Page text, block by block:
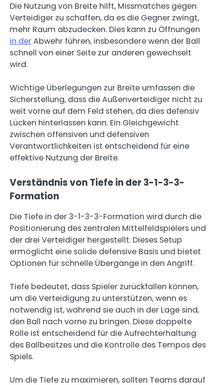
Die Nutzung von Breite hilft, Missmatches gegen
Verteidiger zu schaffen, da es die Gegner zwingt,
mehr Raum abzudecken. Dies kann zu Öffnungen
in derAbwehr führen, insbesondere wenn der Ball
schnell von einer Seite zur anderen gewechselt
wird.
Wichtige Überlegungen zur Breite umfassen die
Sicherstellung, dass die Außenverteidiger nicht zu
weit vorne auf dem Feld stehen, da dies defensiv
Lücken hinterlassen kann. Ein Gleichgewicht
zwischen offensiven und defensiven
Verantwortlichkeiten ist entscheidend für eine
effektive Nutzung der Breite.
Verständnis von Tiefe in der 3-1-3-3-
Formation
Die Tiefe in der 3-1-3-3-Formation wird durch die
Positionierung des zentralen Mittelfeldspielers und
der drei Verteidiger hergestellt. Dieses Setup
ermöglicht eine solide defensive Basis und bietet
Optionen für schnelle Übergänge in den Angriff.
Tiefe bedeutet, dass Spieler zurückfallen können,
um die Verteidigung zu unterstützen, wenn es
notwendig ist, während sie auch in der Lage sind,
den Ball nach vorne zu bringen. Diese doppelte
Rolle ist entscheidend für die Aufrechterhaltung
des Ballbesitzes und die Kontrolle des Tempos des
Spiels.
Um die Tiefe zu maximieren, sollten Teams darauf